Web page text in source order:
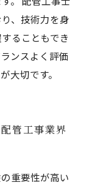
、技術力を身
ることもでき
ンスよく評価
大切です。
管工事業界
重要性が高い